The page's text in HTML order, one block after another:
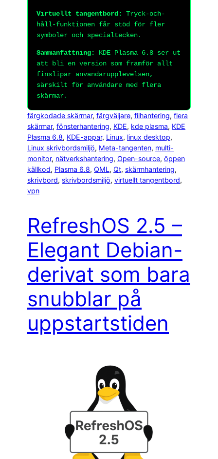
Virtuellt tangentbord:
Tryck-och-
håll-funktionen får stöd för fler
symboler och specialtecken.
Sammanfattning:
KDE Plasma 6.8 ser ut
att bli en version som framför allt
finslipar användarupplevelsen,
särskilt för användare med flera
skärmar.
färgkodade skärmar, färgväljare, filhantering, flera
skärmar, fönsterhantering, KDE, kde plasma, KDE
Plasma 6.8, KDE-appar, Linux, linux desktop
Linux skrivbordsmiljö, Meta-tangenten, multi-
monitor, nätverkshantering, Open-source, öppen
källkod, Plasma 6.8, QML, Qt, skärmhantering
skrivbord, skrivbordsmiljö, virtuellt tangentbord
vpn
RefreshOS 2.5 –
Elegant Debian-
derivat som bara
snubblar på
uppstartstiden